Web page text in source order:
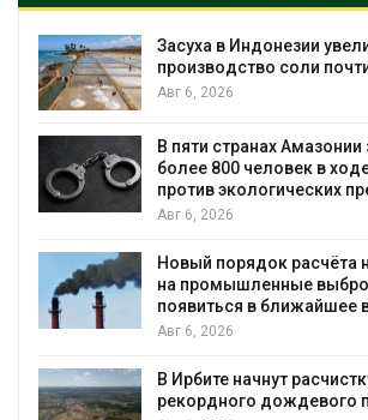
увеличила
соли почти в 20 раз
Амазонии задержали
в ходе операции
преступлений
расчёта нарушений квот
выбросы может
в ближайшее время
расчистку Ницы после
дождевого паводка